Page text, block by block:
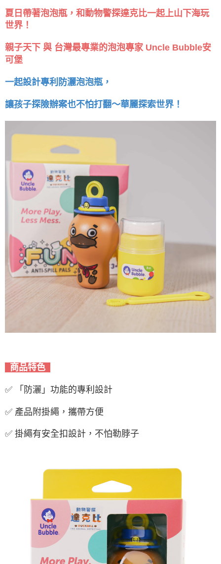
夏日帶著泡泡瓶，和動物警探達克比一起上山下海玩
世界！
親子天下 與 台灣最專業的泡泡專家 Uncle Bubble安
可堡
一起設計專利防灑泡泡瓶，
讓孩子探險辦案也不怕打翻～華麗探索世界！
商品特色
✅ 「防灑」功能的專利設計
✅ 產品附掛繩，攜帶方便
✅ 掛繩有安全扣設計，不怕勒脖子